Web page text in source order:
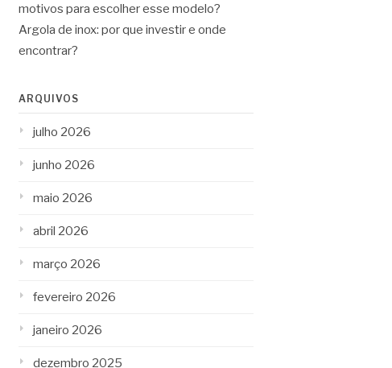
motivos para escolher esse modelo?
Argola de inox: por que investir e onde
encontrar?
ARQUIVOS
julho 2026
junho 2026
maio 2026
abril 2026
março 2026
fevereiro 2026
janeiro 2026
dezembro 2025